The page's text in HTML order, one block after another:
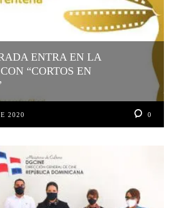
ENTRA EN LA
“CORTOS EN
2020 0